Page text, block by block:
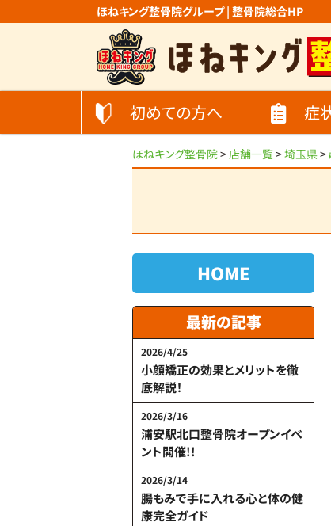
ほねキング整骨院グループ | 整骨院総合HP
初めての方へ 症
ほねキング整骨院>店舗一覧>埼玉県>
HOME
最新の記事
2026/4/25
小顔矯正の効果とメリットを徹
底解説！
2026/3/16
浦安駅北口整骨院オープンイベ
ント開催!!
2026/3/14
腸もみで手に入れる心と体の健
康完全ガイド